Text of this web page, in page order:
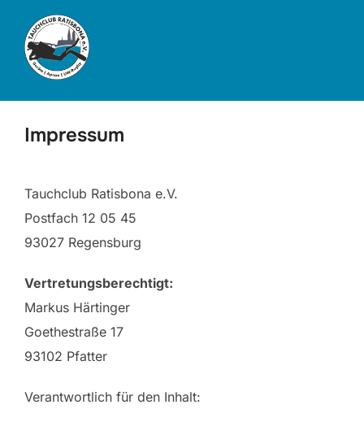
Inhalt
springen
Impressum
Tauchclub Ratisbona e.V.
Postfach 12 05 45
93027 Regensburg
Vertretungsberechtigt:
Markus Härtinger
Goethestraße 17
93102 Pfatter
Verantwortlich für den Inhalt: